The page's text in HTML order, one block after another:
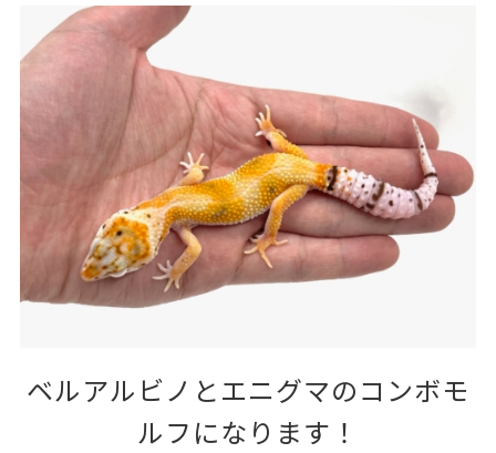
ベルアルビノとエニグマのコンボモ
ルフになります！